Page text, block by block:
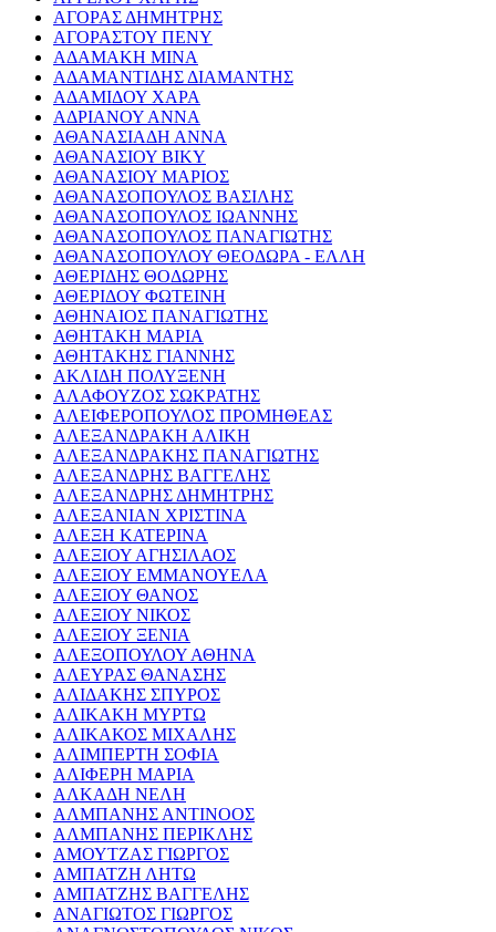
ΑΓΟΡΑΣ ΔΗΜΗΤΡΗΣ
ΑΓΟΡΑΣΤΟΥ ΠΕΝΥ
ΑΔΑΜΑΚΗ ΜΙΝΑ
ΑΔΑΜΑΝΤΙΔΗΣ ΔΙΑΜΑΝΤΗΣ
ΑΔΑΜΙΔΟΥ ΧΑΡΑ
ΑΔΡΙΑΝΟΥ ΑΝΝΑ
ΑΘΑΝΑΣΙΑΔΗ ΑΝΝΑ
ΑΘΑΝΑΣΙΟΥ ΒΙΚΥ
ΑΘΑΝΑΣΙΟΥ ΜΑΡΙΟΣ
ΑΘΑΝΑΣΟΠΟΥΛΟΣ ΒΑΣΙΛΗΣ
ΑΘΑΝΑΣΟΠΟΥΛΟΣ ΙΩΑΝΝΗΣ
ΑΘΑΝΑΣΟΠΟΥΛΟΣ ΠΑΝΑΓΙΩΤΗΣ
ΑΘΑΝΑΣΟΠΟΥΛΟΥ ΘΕΟΔΩΡΑ - ΕΛΛΗ
ΑΘΕΡΙΔΗΣ ΘΟΔΩΡΗΣ
ΑΘΕΡΙΔΟΥ ΦΩΤΕΙΝΗ
ΑΘΗΝΑΙΟΣ ΠΑΝΑΓΙΩΤΗΣ
ΑΘΗΤΑΚΗ ΜΑΡΙΑ
ΑΘΗΤΑΚΗΣ ΓΙΑΝΝΗΣ
ΑΚΛΙΔΗ ΠΟΛΥΞΕΝΗ
ΑΛΑΦΟΥΖΟΣ ΣΩΚΡΑΤΗΣ
ΑΛΕΙΦΕΡΟΠΟΥΛΟΣ ΠΡΟΜΗΘΕΑΣ
ΑΛΕΞΑΝΔΡΑΚΗ ΑΛΙΚΗ
ΑΛΕΞΑΝΔΡΑΚΗΣ ΠΑΝΑΓΙΩΤΗΣ
ΑΛΕΞΑΝΔΡΗΣ ΒΑΓΓΕΛΗΣ
ΑΛΕΞΑΝΔΡΗΣ ΔΗΜΗΤΡΗΣ
ΑΛΕΞΑΝΙΑΝ ΧΡΙΣΤΙΝΑ
ΑΛΕΞΗ ΚΑΤΕΡΙΝΑ
ΑΛΕΞΙΟΥ ΑΓΗΣΙΛΑΟΣ
ΑΛΕΞΙΟΥ ΕΜΜΑΝΟΥΕΛΑ
ΑΛΕΞΙΟΥ ΘΑΝΟΣ
ΑΛΕΞΙΟΥ ΝΙΚΟΣ
ΑΛΕΞΙΟΥ ΞΕΝΙΑ
ΑΛΕΞΟΠΟΥΛΟΥ ΑΘΗΝΑ
ΑΛΕΥΡΑΣ ΘΑΝΑΣΗΣ
ΑΛΙΔΑΚΗΣ ΣΠΥΡΟΣ
ΑΛΙΚΑΚΗ ΜΥΡΤΩ
ΑΛΙΚΑΚΟΣ ΜΙΧΑΛΗΣ
ΑΛΙΜΠΕΡΤΗ ΣΟΦΙΑ
ΑΛΙΦΕΡΗ ΜΑΡΙΑ
ΑΛΚΑΔΗ ΝΕΛΗ
ΑΛΜΠΑΝΗΣ ΑΝΤΙΝΟΟΣ
ΑΛΜΠΑΝΗΣ ΠΕΡΙΚΛΗΣ
ΑΜΟΥΤΖΑΣ ΓΙΩΡΓΟΣ
ΑΜΠΑΤΖΗ ΛΗΤΩ
ΑΜΠΑΤΖΗΣ ΒΑΓΓΕΛΗΣ
ΑΝΑΓΙΩΤΟΣ ΓΙΩΡΓΟΣ